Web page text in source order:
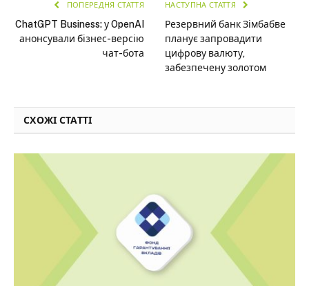
ПОПЕРЕДНЯ СТАТТЯ
ChatGPT Business: у OpenAI
анонсували бізнес-версію
чат-бота
НАСТУПНА СТАТТЯ
Резервний банк Зімбабве
планує запровадити
цифрову валюту,
забезпечену золотом
СХОЖІ СТАТТІ